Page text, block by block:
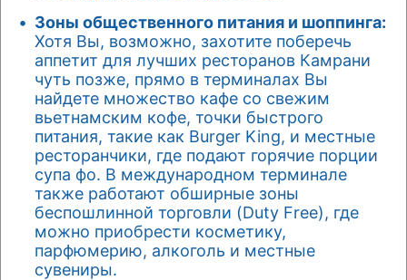
Зоны общественного питания и шоппинга:
Хотя Вы, возможно, захотите поберечь
аппетит для лучших ресторанов Камрани
чуть позже, прямо в терминалах Вы
найдете множество кафе со свежим
вьетнамским кофе, точки быстрого
питания, такие как Burger King, и местные
ресторанчики, где подают горячие порции
супа фо. В международном терминале
также работают обширные зоны
беспошлинной торговли (Duty Free), где
можно приобрести косметику,
парфюмерию, алкоголь и местные
сувениры.